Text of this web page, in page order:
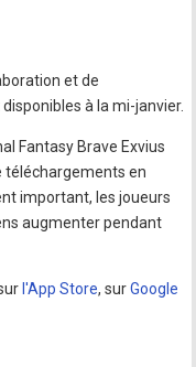
et de
à la mi-janvier.
Fantasy Brave Exvius
téléchargements en
important, les joueurs
augmenter pendant
l'App Store, surGoogle